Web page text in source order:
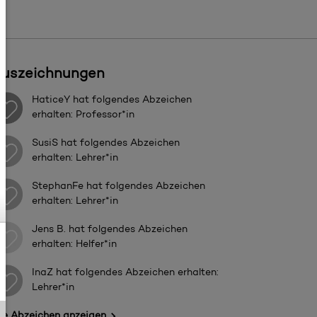
HaticeY hat folgendes Abzeichen
erhalten: Professor*in
SusiS hat folgendes Abzeichen
erhalten: Lehrer*in
StephanFe hat folgendes Abzeichen
erhalten: Lehrer*in
Jens B. hat folgendes Abzeichen
erhalten: Helfer*in
InaZ hat folgendes Abzeichen erhalten:
Lehrer*in